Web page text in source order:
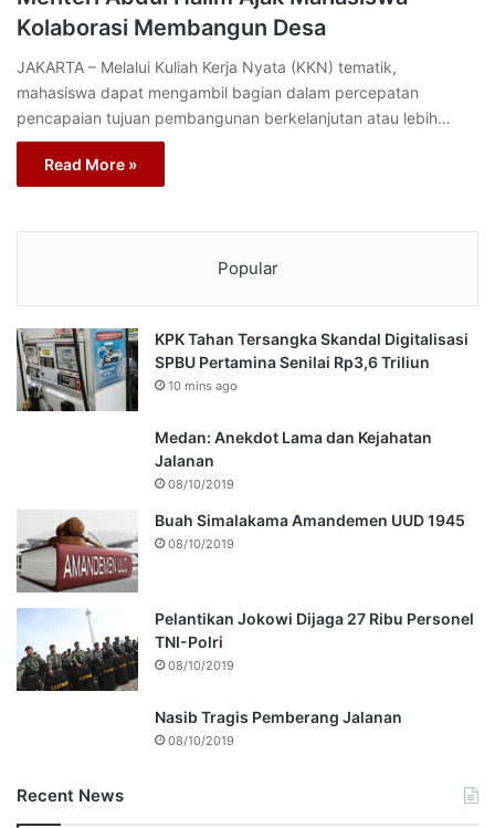
Kolaborasi Membangun Desa
JAKARTA – Melalui Kuliah Kerja Nyata (KKN) tematik,
mahasiswa dapat mengambil bagian dalam percepatan
pencapaian tujuan pembangunan berkelanjutan atau lebih…
Read More »
Popular
KPK Tahan Tersangka Skandal Digitalisasi
SPBU Pertamina Senilai Rp3,6 Triliun
10 mins ago
Medan: Anekdot Lama dan Kejahatan
Jalanan
08/10/2019
Buah Simalakama Amandemen UUD 1945
08/10/2019
Pelantikan Jokowi Dijaga 27 Ribu Personel
TNI-Polri
08/10/2019
Nasib Tragis Pemberang Jalanan
08/10/2019
Recent News